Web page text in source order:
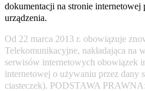
dokumentacji na stronie internetowej
urządzenia.
Od 22 marca 2013 r. obowiązuje
Telekomunikacyjne, nakładająca na
serwisów internetowych obowiązek
internetowej o używaniu przez dany
ciasteczek). PODSTAWA